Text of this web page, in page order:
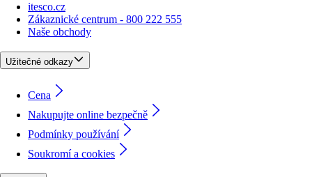
itesco.cz
Zákaznické centrum - 800 222 555
Naše obchody
Užitečné odkazy
Cena
Nakupujte online bezpečně
Podmínky používání
Soukromí a cookies